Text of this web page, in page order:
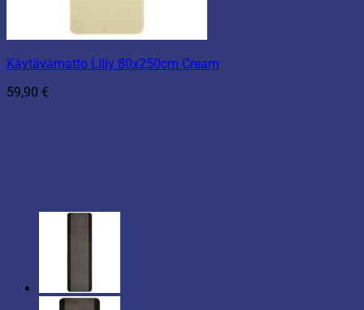
Käytävämatto Lilly 80x250cm Cream
59,90 €